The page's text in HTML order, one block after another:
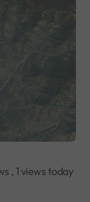
, 1 views today